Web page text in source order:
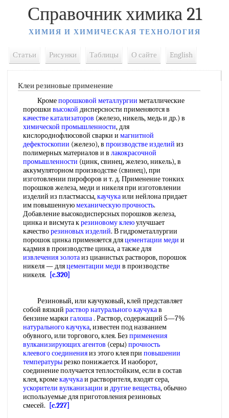
Справочник химика 21
ХИМИЯ И ХИМИЧЕСКАЯ ТЕХНОЛОГИЯ
Статьи Рисунки Таблицы О сайте English
Клеи резиновые применение
Кромепорошковой металлургии металлические
порошки высокой дисперсности применяются в
качестве катализаторов (железо, никель, медь и др.) в
химической промышленности, для
кислороднофлюсовой сварки и магнитной
дефектоскопии (железо), в производстве изделий из
полимерных материалов и в лакокрасочной
промышленности (цинк, свинец, железо, никель), в
аккумуляторном производстве (свинец), при
изготовлении пирофоров и т. д. Применение тонких
порошков железа, меди и никеля при изготовлении
изделий из пластмассы,каучукаили нейлона придает
им повышеннуюмеханическую прочность.
Добавление высокодисперсных порошков железа,
цинка и висмута крезиновому клеюулучшает
качестворезиновых изделий. В гидрометаллургии
порошок цинка применяется дляцементации меди и
кадмия в производстве цинка, а также для
извлечения золотаиз цианистых растворов, порошок
никеля — дляцементации меди в производстве
никеля.
[c.320]
Резиновый, или каучуковый, клей представляет
собой вязкий раствор натурального каучукав
бензине марки галоша. Раствор, содержащий 5—7%
натурального каучука, известен под названием
обувного, или торгового, клея. Без применения
вулканизирующих агентов (серы) прочность
клеевого соединенияиз этого клея при повышении
температурырезко понижается. И наоборот,
соединение получается теплостойким, если в состав
клея, кромекаучукаи растворителя, входят сера,
ускорители вулканизации и другие вещества, обычно
используемые для приготовления резиновых
смесей.
[c.227]